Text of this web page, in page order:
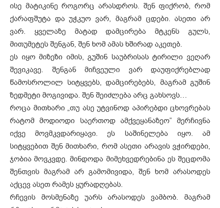
ისე მატიკინე როგორც არასდროს. შენ ფიქრობ, რომ
ქარაფშუტა და უჭკუო ვარ, მაგრამ ცდები. ასეთი არ
ვარ. ყველაზე მატად დამცირება მტკენს გულს,
მითუმეტეს შენგან, შენ ხომ ამას ხშირად აკეთებ.
ეს იყო მიზეზი იმის, გუშინ საუბრისას ტირილი ვეღარ
შევიკავე. შენგან მიჩვეული ვარ დაუფიქრებლად
წამოსროლილ სიტყვებს, დამცირებებს, მაგრამ გუშინ
ზედმეტი მოგივიდა. შენ შეიძლება არც გახსოვს…
როცა მითხარი „თუ ასე უტვინოდ აპირებდი ცხოვრებას
რატომ მოდიოდი საერთოდ ამქვეყანაზეო” მერჩივნა
იქვე მოვმკვდარიყავი. ეს საშინელება იყო. ამ
სიტყვებით შენ მითხარი, რომ ასეთი არავის ვჭირდები,
ჯობია მოვკვდე. მინდოდა მიმეხვედრებინა ეს შეცდომა
შენთვის მაგრამ არ გამომივიდა, შენ ხომ არასოდეს
აქცევ ასეთ რამეს ყურადღებას.
რჩევის მოსმენაზე უარს არასოდეს ვამბობ. მაგრამ